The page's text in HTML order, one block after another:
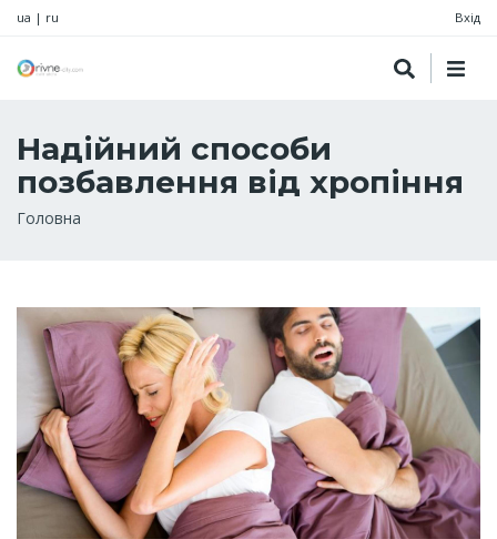
ua | ru Вхід
Надійний способи
позбавлення від хропіння
Рядок
Головна